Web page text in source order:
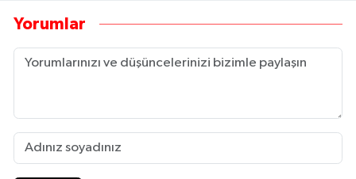
Yorumlar